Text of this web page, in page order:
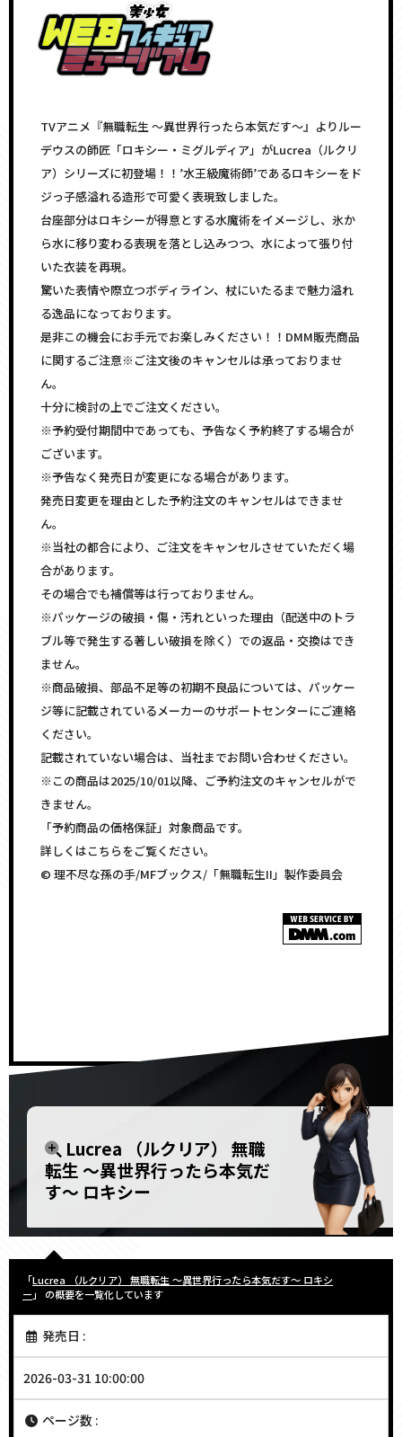
TVアニメ『無職転生 ～異世界行ったら本気だす～』よりルー
デウスの師匠「ロキシー・ミグルディア」がLucrea（ルクリ
ア）シリーズに初登場！！’水王級魔術師’であるロキシーをド
ジっ子感溢れる造形で可愛く表現致しました。
台座部分はロキシーが得意とする水魔術をイメージし、氷か
ら水に移り変わる表現を落とし込みつつ、水によって張り付
いた衣装を再現。
驚いた表情や際立つボディライン、杖にいたるまで魅力溢れ
る逸品になっております。
是非この機会にお手元でお楽しみください！！DMM販売商品
に関するご注意※ご注文後のキャンセルは承っておりませ
ん。
十分に検討の上でご注文ください。
※予約受付期間中であっても、予告なく予約終了する場合が
ございます。
※予告なく発売日が変更になる場合があります。
発売日変更を理由とした予約注文のキャンセルはできませ
ん。
※当社の都合により、ご注文をキャンセルさせていただく場
合があります。
その場合でも補償等は行っておりません。
※パッケージの破損・傷・汚れといった理由（配送中のトラ
ブル等で発生する著しい破損を除く）での返品・交換はでき
ません。
※商品破損、部品不足等の初期不良品については、パッケー
ジ等に記載されているメーカーのサポートセンターにご連絡
ください。
記載されていない場合は、当社までお問い合わせください。
※この商品は2025/10/01以降、ご予約注文のキャンセルがで
きません。
「予約商品の価格保証」対象商品です。
詳しくはこちらをご覧ください。
© 理不尽な孫の手/MFブックス/「無職転生II」製作委員会
Lucrea （ルクリア） 無職
転生 〜異世界行ったら本気だ
す〜 ロキシー
「Lucrea （ルクリア） 無職転生 〜異世界行ったら本気だす〜 ロキシ
ー 」 の概要を一覧化しています
発売日 :
2026-03-31 10:00:00
ページ数 :